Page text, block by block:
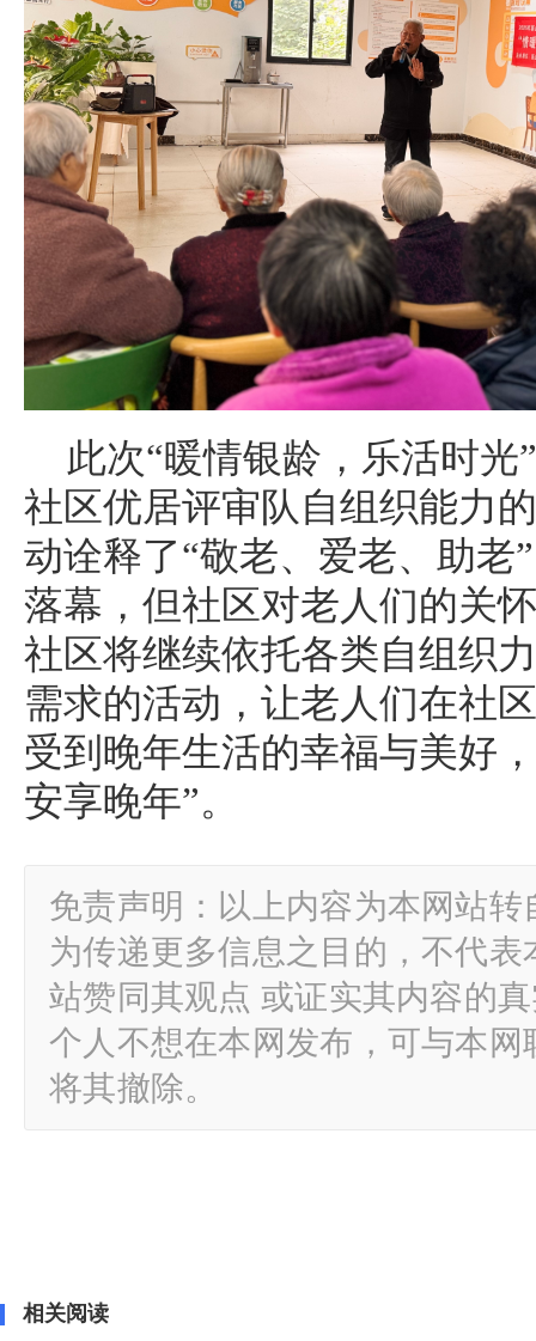
此次“暖情银龄，乐活时
社区优居评审队自组织能力
动诠释了“敬老、爱老、助老
落幕，但社区对老人们的关
社区将继续依托各类自组织
需求的活动，让老人们在社
受到晚年生活的幸福与美好
安享晚年”。
免责声明：以上内容为本网站
为传递更多信息之目的，不代
站赞同其观点 或证实其内容的
个人不想在本网发布，可与本
将其撤除。
相关阅读